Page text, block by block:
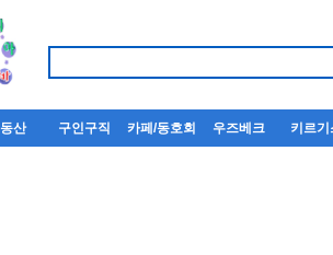
산 구인구직 카페/동호회 우즈베크 키르기